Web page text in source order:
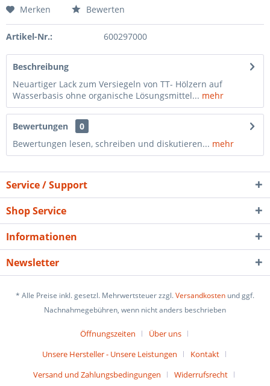
Merken Bewerten
Artikel-Nr.: 600297000
Beschreibung
Neuartiger Lack zum Versiegeln von TT- Hölzern auf
Wasserbasis ohne organische Lösungsmittel... mehr
Bewertungen
0
Bewertungen lesen, schreiben und diskutieren... mehr
Service / Support
Shop Service
Informationen
Newsletter
* Alle Preise inkl. gesetzl. Mehrwertsteuer zzgl.Versandkosten und ggf.
Nachnahmegebühren, wenn nicht anders beschrieben
Öffnungszeiten
Über uns
Unsere Hersteller - Unsere Leistungen
Kontakt
Versand und Zahlungsbedingungen
Widerrufsrecht